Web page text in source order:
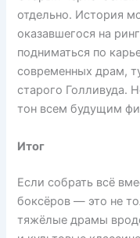
отдельно. История
оказавшегося на
подниматься по
современных драм,
старого Голливуда.
тон всем будущим
Итог
Если собрать всё
боксёров — это не
тяжёлые драмы